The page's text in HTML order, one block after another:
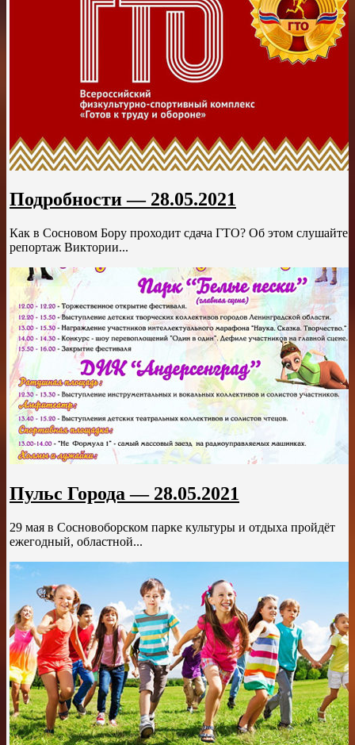
Подробности — 28.05.2021
Как в Сосновом Бору проходит сдача ГТО? Об этом слушайте
репортаж Виктории...
Пульс Города — 28.05.2021
29 мая в Сосновоборском парке культуры и отдыха пройдёт
ежегодный, областной...